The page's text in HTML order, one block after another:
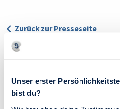
Unser erster
bist du?
Zurück zur Presseseite
You have questions? We are